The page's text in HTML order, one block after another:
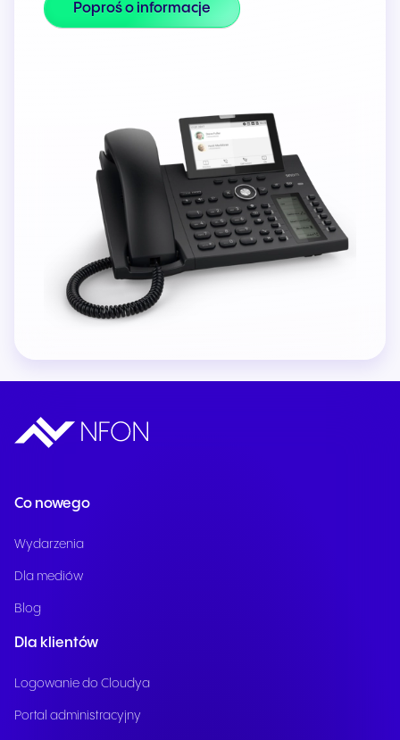
Poproś o informacje
Co nowego
Wydarzenia
Dla mediów
Blog
Dla klientów
Logowanie do Cloudya
Portal administracyjny